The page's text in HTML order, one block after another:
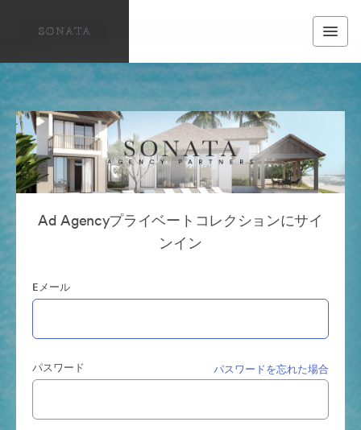
Ad Agencyプライベートコレクションにサイ
ンイン
Eメール
パスワード パスワードを忘れた場合